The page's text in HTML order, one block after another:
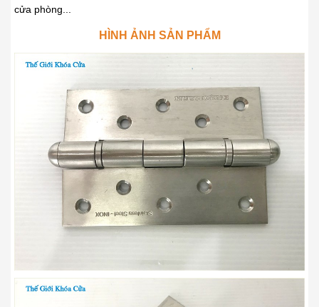
cửa phòng...
HÌNH ẢNH SẢN PHẨM